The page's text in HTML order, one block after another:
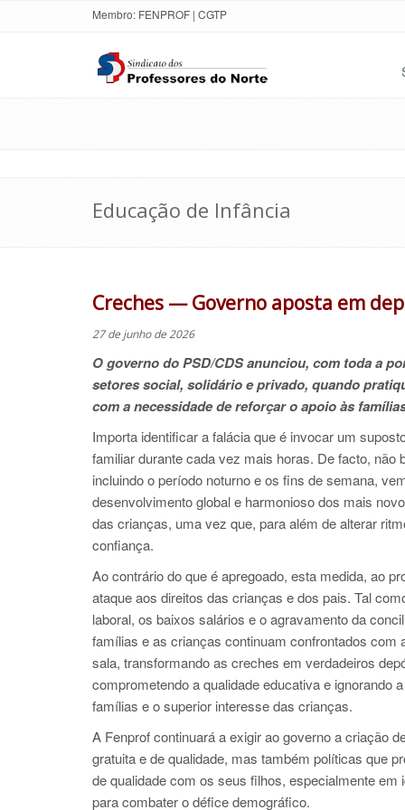
Membro: FENPROF | CGTP
Educação de Infância
Creches — Governo aposta em
27 de junho de 2026
O governo do PSD/CDS anunciou, com toda a
setores social, solidário e privado, quando
com a necessidade de reforçar o apoio às
Importa identificar a falácia que é invocar um
familiar durante cada vez mais horas. De facto,
incluindo o período noturno e os fins de semana,
desenvolvimento global e harmonioso dos mais
das crianças, uma vez que, para além de alterar
confiança.
Ao contrário do que é apregoado, esta medida, ao
ataque aos direitos das crianças e dos pais. Tal
laboral, os baixos salários e o agravamento da
famílias e as crianças continuam confrontados
sala, transformando as creches em verdadeiros
comprometendo a qualidade educativa e
famílias e o superior interesse das crianças.
A Fenprof continuará a exigir ao governo a criação
gratuita e de qualidade, mas também políticas que
de qualidade com os seus filhos, especialmente
para combater o défice demográfico.